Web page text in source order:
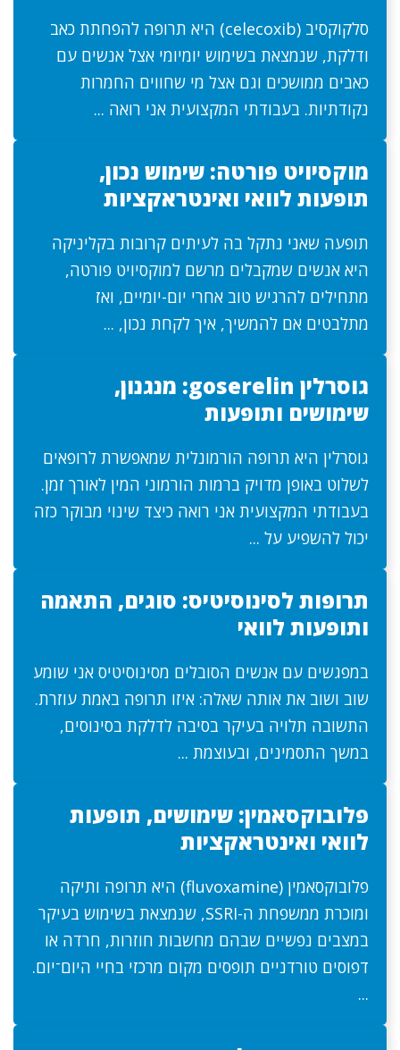
סלקוקסיב (celecoxib) היא תרופה להפחתת כאב
ודלקת, שנמצאת בשימוש יומיומי אצל אנשים עם
כאבים ממושכים וגם אצל מי שחווים החמרות
נקודתיות. בעבודתי המקצועית אני רואה ...
מוקסיויט פורטה: שימוש נכון,
תופעות לוואי ואינטראקציות
תופעה שאני נתקל בה לעיתים קרובות בקליניקה
היא אנשים שמקבלים מרשם למוקסיויט פורטה,
מתחילים להרגיש טוב אחרי יום-יומיים, ואז
מתלבטים אם להמשיך, איך לקחת נכון, ...
גוסרלין goserelin: מנגנון,
שימושים ותופעות
גוסרלין היא תרופה הורמונלית שמאפשרת לרופאים
לשלוט באופן מדויק ברמות הורמוני המין לאורך זמן.
בעבודתי המקצועית אני רואה כיצד שינוי מבוקר כזה
יכול להשפיע על ...
תרופות לסינוסיטיס: סוגים, התאמה
ותופעות לוואי
במפגשים עם אנשים הסובלים מסינוסיטיס אני שומע
שוב ושוב את אותה שאלה: איזו תרופה באמת עוזרת.
התשובה תלויה בעיקר בסיבה לדלקת בסינוסים,
במשך התסמינים, ובעוצמת ...
פלובוקסאמין: שימושים, תופעות
לוואי ואינטראקציות
פלובוקסאמין (fluvoxamine) היא תרופה ותיקה
ומוכרת ממשפחת ה-SSRI, שנמצאת בשימוש בעיקר
במצבים נפשיים שבהם מחשבות חוזרות, חרדה או
דפוסים טורדניים תופסים מקום מרכזי בחיי היום־יום.
...